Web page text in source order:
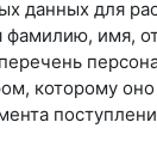
данных для
имя,
которому